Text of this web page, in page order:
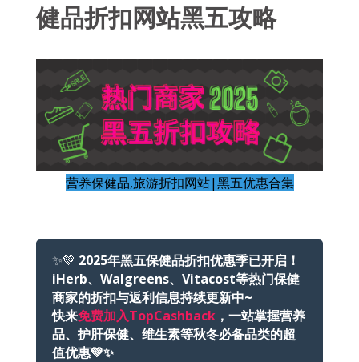
健品折扣网站黑五攻略
营养保健品,旅游折扣网站|黑五优惠合集
✨💚 2025年黑五保健品折扣优惠季已开启！
iHerb、Walgreens、Vitacost等热门保健
商家的折扣与返利信息持续更新中~
快来免费加入TopCashback，一站掌握营养
品、护肝保健、维生素等秋冬必备品类的超
值优惠💚✨